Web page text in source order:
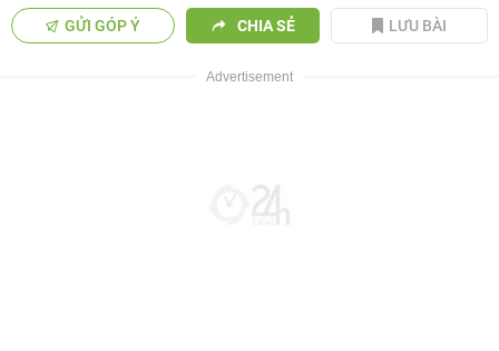
GỬI GÓP Ý CHIA SẺ LƯU BÀI